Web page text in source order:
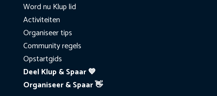
Word nu Klup lid
Activiteiten
Organiseer tips
Community regels
Opstartgids
Deel Klup & Spaar 💙
Organiseer & Spaar 👋